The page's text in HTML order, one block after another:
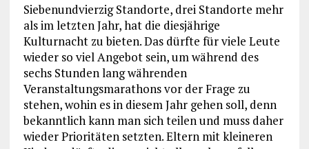
Siebenundvierzig Standorte, drei Standorte mehr
als im letzten Jahr, hat die diesjährige
Kulturnacht zu bieten. Das dürfte für viele Leute
wieder so viel Angebot sein, um während des
sechs Stunden lang währenden
Veranstaltungsmarathons vor der Frage zu
stehen, wohin es in diesem Jahr gehen soll, denn
bekanntlich kann man sich teilen und muss daher
wieder Prioritäten setzten. Eltern mit kleineren